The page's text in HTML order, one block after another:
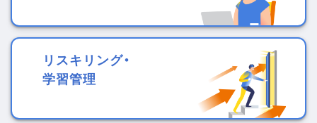
リスキリング・
学習管理